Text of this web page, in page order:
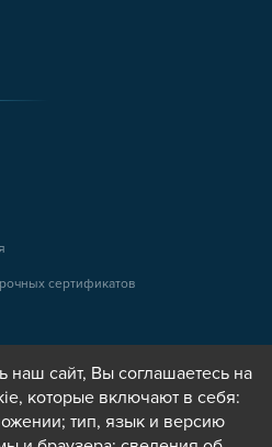
сертификатов
наш сайт, Вы соглашаетесь на
которые включают в себя:
тип, язык и версию